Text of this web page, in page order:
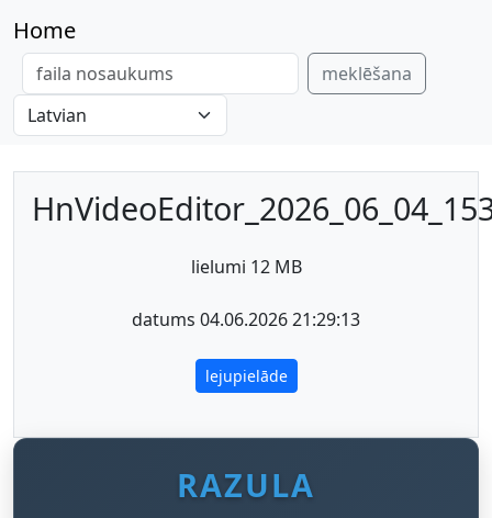
Home
meklēšana
lielumi 12 MB
datums 04.06.2026 21:29:13
lejupielāde
RAZULA